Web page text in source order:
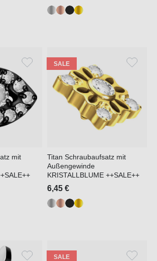
mit
SALE
Titan Schraubaufsatz mit
Außengewinde
KRISTALLBLUME ++SALE++
6,45 €
SALE